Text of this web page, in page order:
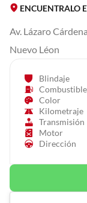
ENCUENTRALO
Av. Lázaro
Nuevo Léon
Blindaje
Combustible
Color
Kilometraje
Transmisión
Motor
Dirección